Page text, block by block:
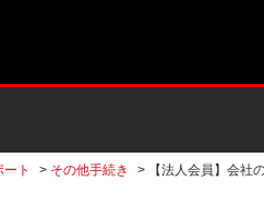
ト > その他手続き >
【法人会員】会社